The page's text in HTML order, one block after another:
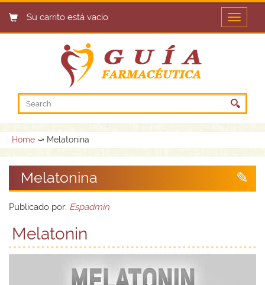
Su carrito está vacío
Open
menu
Home ⤻ Melatonina
Melatonina
Publicado por: Espadmin
Melatonin